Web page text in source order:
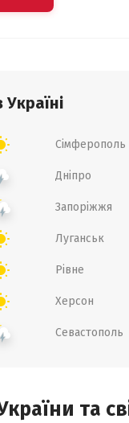
Україні
Сімферополь
Дніпро
Запоріжжя
Луганськ
Рівне
Херсон
Севастополь
та